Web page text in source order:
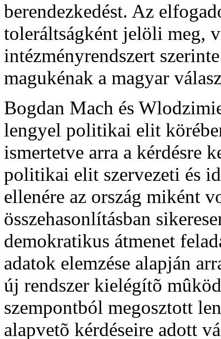
berendezkedést. Az
toleráltságként jelöli meg,
intézményrendszert
magukénak a magyar
Bogdan Mach és
lengyel politikai elit
ismertetve arra a kérdésre
politikai elit szervezeti és
ellenére az ország miként
összehasonlításban
demokratikus átmenet
adatok elemzése alapján
új rendszer kielégítõ
szempontból megosztott
alapvetõ kérdéseire adott